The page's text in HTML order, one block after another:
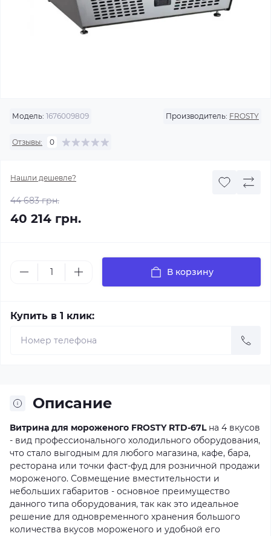
Модель: 1676009809 Производитель: FROSTY
Отзывы: 0
Нашли дешевле?
44 683 грн.
40 214 грн.
В корзину
Купить в 1 клик:
Описание
Витрина для мороженого FROSTY RTD-67Lна 4 вкусов
- вид профессионального холодильного оборудования,
что стало выгодным для любого магазина, кафе, бара,
ресторана или точки фаст-фуд для розничной продажи
мороженого. Совмещение вместительности и
небольших габаритов - основное преимущество
данного типа оборудования, так как это идеальное
решение для одновременного хранения большого
количества вкусов мороженого и удобной его